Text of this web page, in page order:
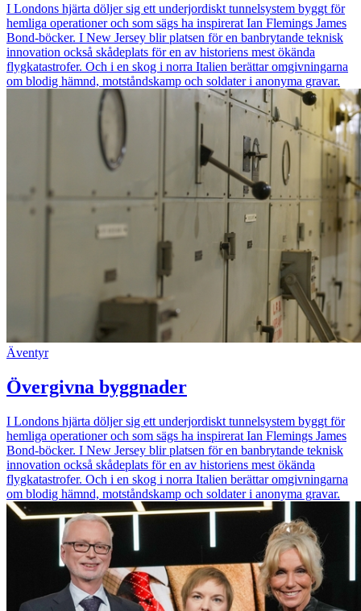
I Londons hjärta döljer sig ett underjordiskt tunnelsystem byggt för
hemliga operationer och som sägs ha inspirerat Ian Flemings James
Bond-böcker. I New Jersey blir platsen för en banbrytande teknisk
innovation också skådeplats för en av historiens mest ökända
flygkatastrofer. Och i en skog i norra Italien berättar omgivningarna
om blodig hämnd, motståndskamp och soldater i anonyma gravar.
Äventyr
Övergivna byggnader
I Londons hjärta döljer sig ett underjordiskt tunnelsystem byggt för
hemliga operationer och som sägs ha inspirerat Ian Flemings James
Bond-böcker. I New Jersey blir platsen för en banbrytande teknisk
innovation också skådeplats för en av historiens mest ökända
flygkatastrofer. Och i en skog i norra Italien berättar omgivningarna
om blodig hämnd, motståndskamp och soldater i anonyma gravar.